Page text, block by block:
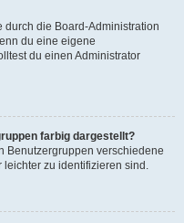
durch die Board-Administration
du eine eigene
du einen Administrator
farbig dargestellt?
Benutzergruppen verschiedene
leichter zu identifizieren sind.